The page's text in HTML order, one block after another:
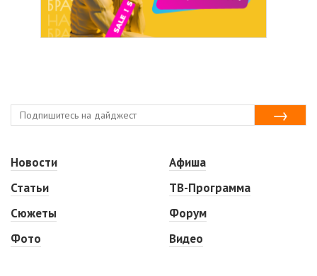
Новости
Статьи
Сюжеты
Фото
Афиша
ТВ-Программа
Форум
Видео